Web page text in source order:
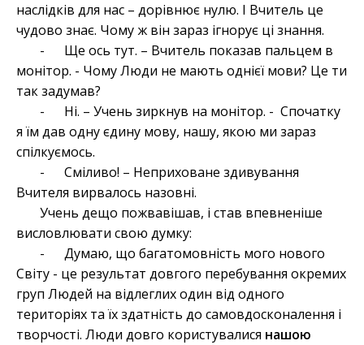
наслідків для нас – дорівнює нулю. І Вчитель це
чудово знає. Чому ж він зараз ігнорує ці знання.
- Ще ось тут. – Вчитель показав пальцем в
монітор. - Чому Люди не мають однієї мови? Це ти
так задумав?
- Ні. – Учень зиркнув на монітор. - Спочатку
я їм дав одну єдину мову, нашу, якою ми зараз
спілкуємось.
- Сміливо! – Неприховане здивування
Вчителя вирвалось назовні.
Учень дещо пожвавішав, і став впевненіше
висловлювати свою думку:
- Думаю, що багатомовність мого нового
Світу - це результат довгого перебування окремих
груп Людей на відлеглих один від одного
територіях та їх здатність до самовдосконалення і
творчості. Люди довго користувалися нашою